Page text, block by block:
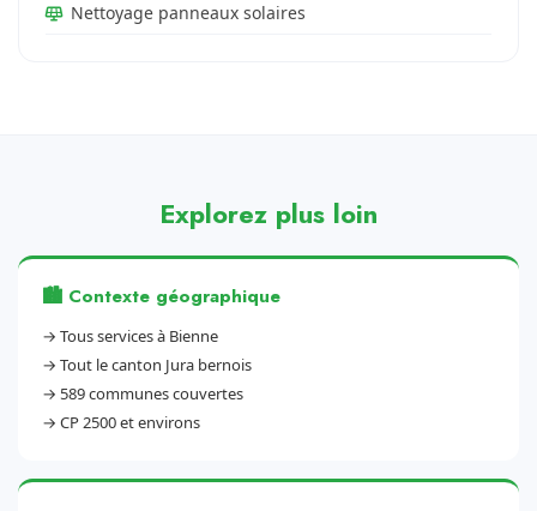
Nettoyage panneaux solaires
Explorez plus loin
🏙️ Contexte géographique
→ Tous services à Bienne
→ Tout le canton Jura bernois
→ 589 communes couvertes
→ CP 2500 et environs